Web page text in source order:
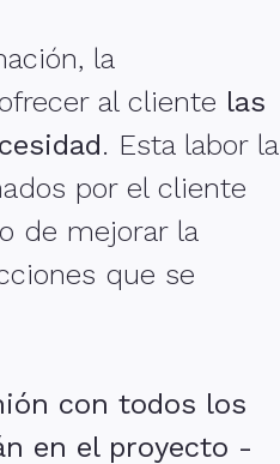
la
al cliente las
. Esta labor la
por el cliente
de mejorar la
que se
con todos los
en el proyecto -